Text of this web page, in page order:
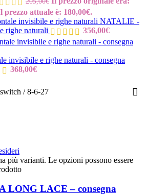
prezzo attuale è: 180,00€.
NATALIE -
righe naturali
356,00€
invisibile e righe naturali - consegna
368,00€
/ 8-6-27
più varianti. Le opzioni possono essere
LONG LACE – consegna